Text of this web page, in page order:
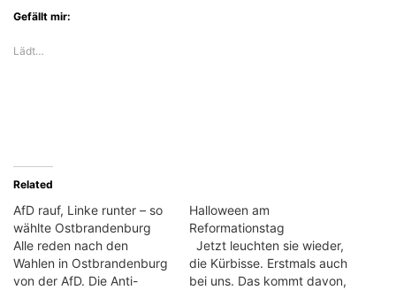
Gefällt mir:
Lädt…
Related
AfD rauf, Linke runter – so
wählte Ostbrandenburg
Alle reden nach den
Wahlen in Ostbrandenburg
von der AfD. Die Anti-
Halloween am
Reformationstag
Jetzt leuchten sie wieder,
die Kürbisse. Erstmals auch
bei uns. Das kommt davon,